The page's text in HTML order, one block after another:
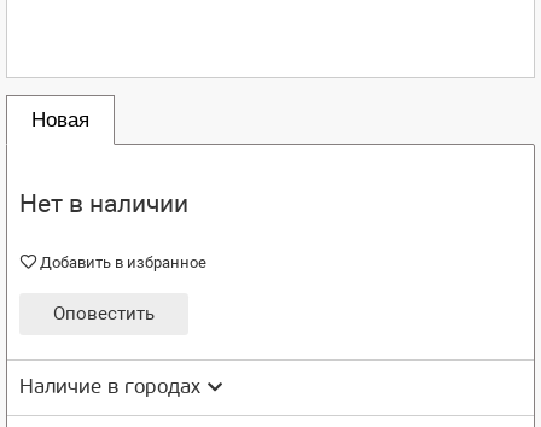
Новая
Нет в наличии
Добавить в избранное
Оповестить
Наличие в городах